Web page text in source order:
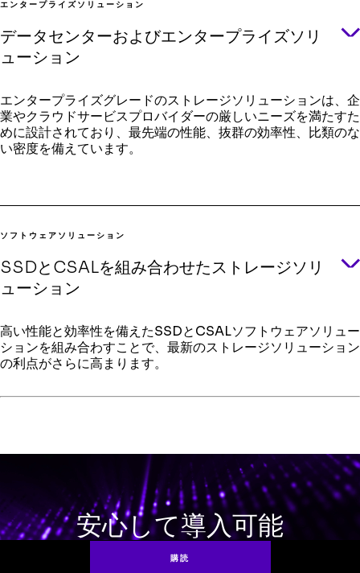
提供しているストレージプロバイダーはSolidigm以外にあり
ません。
高密度：ドライブは単一で最大122TB、他のSSDオプショ
高性能：トレーニングで最大46%、チェックポイント処
理で最大50%向上
フォームファクター：スペースの制約に対処するのに最適
なEDSFFフォームファクターのパイオニア
エンタープライズソリューション
データセンターおよびエンタープライズソリ
ューション
エンタープライズグレードのストレージソリューションは、企
業やクラウドサービスプロバイダーの厳しいニーズを満たすた
めに設計されており、最先端の性能、抜群の効率性、比類のな
い密度を備えています。
ータ環境において、ラックの設置面積を削減し、より大規
模な拡張を可能にします
エンジニアリングにより、顧客にとって最も重要な実環境
でのワークロード性能を実現します
直面するデータセンターにおけるさらなる拡張を可能にし
ます
業界標準を超えるテストを実施しています
導入後の専任チームによるサポート
エンタープライズSSDの詳細をみる
ソフトウェアソリューション
SSDとCSALを組み合わせたストレージソリ
ューション
高い性能と効率性を備えたSSDとCSALソフトウェアソリュー
ションを組み合わすことで、最新のストレージソリューション
の利点がさらに高まります。
（SPDK）コミュニティーとの協業により開発したクラウドス
トレージ高速化レイヤー（CSAL）は、書込み負荷の高いワー
クロードを変革し、超高密度SSDのパフォーマンスを向上さ
せて耐用年数の延長を実現します。
Solidigmイノベーションとテクノロジーのリーダーシップに
より、複雑なAIの需要に合わせてストレージを最適化および
安心して導入可能
購読